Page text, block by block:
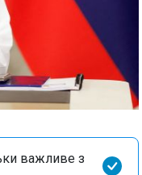
важливе з